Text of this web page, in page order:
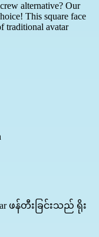
alternative? Our
This square face
traditional avatar
ဖန်တီးခြင်းသည် ရိုး